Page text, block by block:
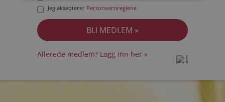
Jeg aksepterer Personvernreglene
Allerede medlem? Logg inn her »